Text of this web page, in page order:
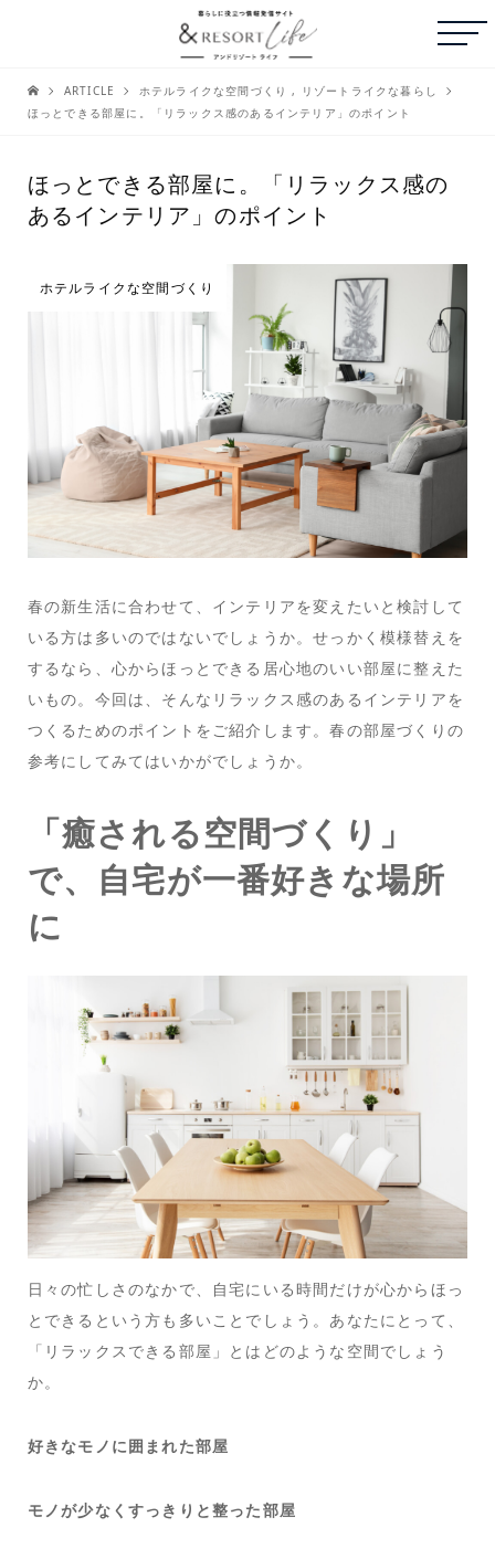
ARTICLE ホテルライクな空間づくり ,
リゾートライクな暮らし
ほっとできる部屋に。「リラックス感のあるインテリア」のポイント
ほっとできる部屋に。「リラックス感の
あるインテリア」のポイント
ホテルライクな空間づくり
春の新生活に合わせて、インテリアを変えたいと検討して
いる方は多いのではないでしょうか。せっかく模様替えを
するなら、心からほっとできる居心地のいい部屋に整えた
いもの。今回は、そんなリラックス感のあるインテリアを
つくるためのポイントをご紹介します。春の部屋づくりの
参考にしてみてはいかがでしょうか。
「癒される空間づくり」
で、自宅が一番好きな場所
に
日々の忙しさのなかで、自宅にいる時間だけが心からほっ
とできるという方も多いことでしょう。あなたにとって、
「リラックスできる部屋」とはどのような空間でしょう
か。
好きなモノに囲まれた部屋
モノが少なくすっきりと整った部屋